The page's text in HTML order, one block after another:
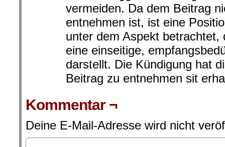
vermeiden. Da dem Beitrag
entnehmen ist, ist eine
unter dem Aspekt betrachtet,
eine einseitige,
darstellt. Die Kündigung hat
Beitrag zu entnehmen sit
Kommentar ¬
Deine E-Mail-Adresse wird nicht